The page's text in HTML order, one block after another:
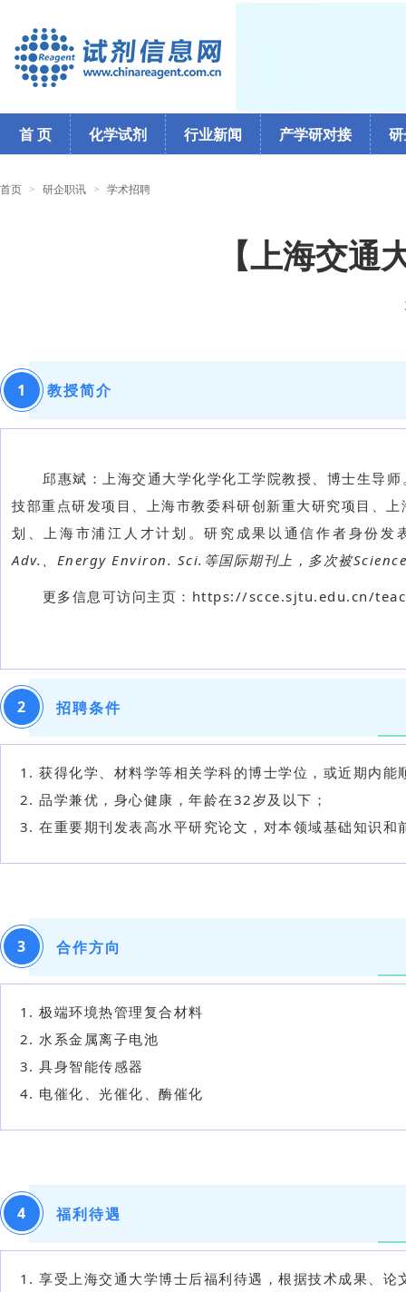
首 页 化学试剂 行业新闻 产学研对接 研
首页 > 研企职讯 > 学术招聘
【上海交通
1 教授简介
邱惠斌：上海交通大学化学化工学院教授、博士生导
技部重点研发项目、上海市教委科研创新重大研究项目、
划 、上海市浦江人才计划。研究成果以通信作者身份发
Adv.、Energy Environ. Sci.等国际期刊上，多次被
更多信息可访问主页：https://scce.sjtu.edu.cn/
2 招聘条件
获得化学、材料学等相关学科的博士学位，或近期内能
品学兼优，身心健康，年龄在32岁及以下；
在重要期刊发表高水平研究论文，对本领域基础知识和
3 合作方向
极端环境热管理复合材料
水系金属离子电池
具身智能传感器
电催化、光催化、酶催化
4 福利待遇
享受上海交通大学博士后福利待遇，根据技术成果、